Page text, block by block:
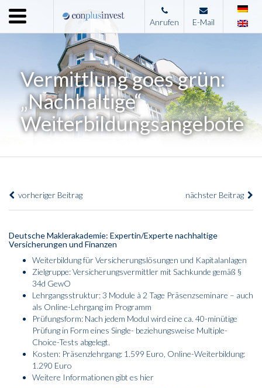
Menu
Home
Unternehmen
Leistungen
Immobilienangebote
News
Impressum
Anrufen E-Mail
Vermittlung goes grün:
„Nachhaltige“
Weiterbildungsangebote
vorheriger Beitrag nächster Beitrag
Deutsche Maklerakademie: Expertin/Experte nachhaltige
Versicherungen und Finanzen
Weiterbildung für Versicherungslösungen und Kapitalanlagen
Zielgruppe: Versicherungsvermittler mit Sachkunde gemäß §
34d GewO
Lehrgangsstruktur: 3 Module à 2 Tage Präsenzseminare – auch
als Online-Lehrgang im Programm
Prüfungsform: Nach jedem Modul wird eine ca. 40-minütige
Prüfung in Form eines Single- beziehungsweise Multiple-
Choice-Tests abgelegt.
Kosten: Präsenzlehrgang: 1.599 Euro, Online-Weiter­bildung:
1.290 Euro
Weitere Informationen gibt es hier